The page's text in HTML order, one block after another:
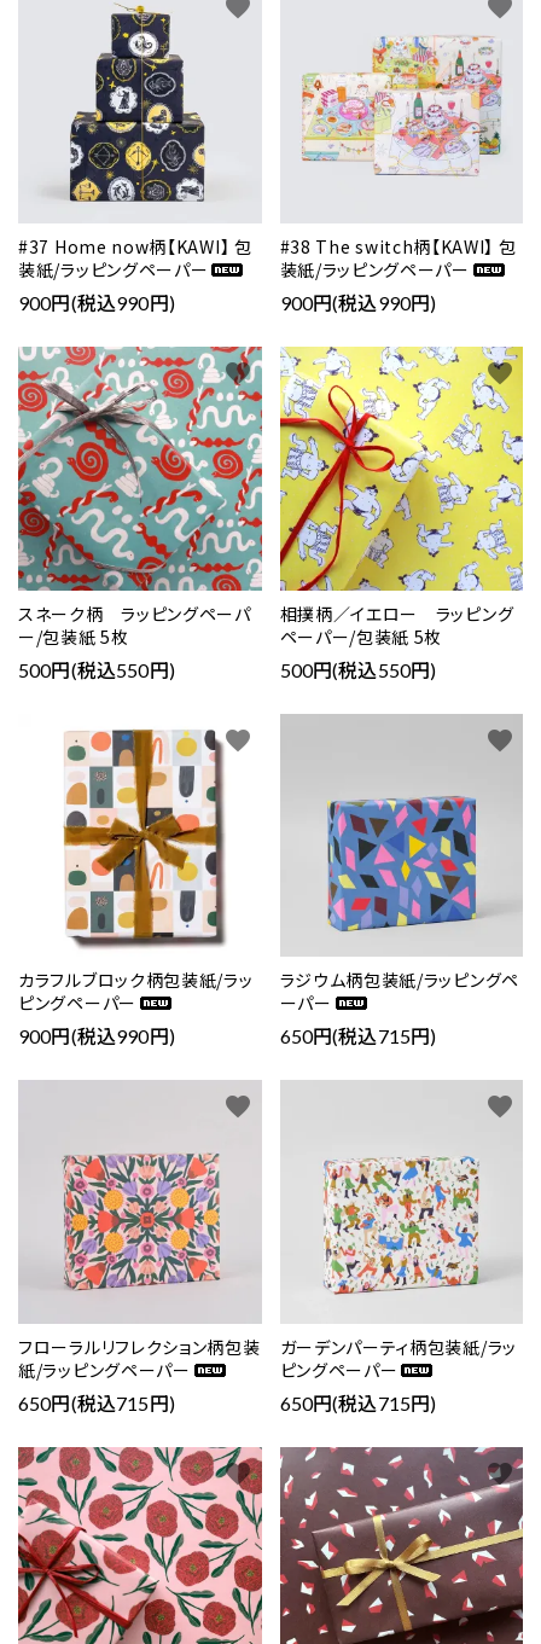
#37 Home now柄【KAWI】 包
装紙/ラッピングペーパー
900円(税込990円)
favorite
#38 The switch柄【KAWI】 包
装紙/ラッピングペーパー
900円(税込990円)
favorite
スネーク柄 ラッピングペーパ
ー/包装紙 5枚
500円(税込550円)
favorite
相撲柄／イエロー ラッピング
ペーパー/包装紙 5枚
500円(税込550円)
favorite
カラフルブロック柄包装紙/ラッ
ピングペーパー
900円(税込990円)
favorite
ラジウム柄包装紙/ラッピングペ
ーパー
650円(税込715円)
favorite
フローラルリフレクション柄包装
紙/ラッピングペーパー
650円(税込715円)
favorite
ガーデンパーティ柄包装紙/ラッ
ピングペーパー
650円(税込715円)
favorite
favorite favorite
キーワード
検索する